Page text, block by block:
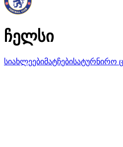
ჩელსი
სიახლეებიმატჩებისატურნირო